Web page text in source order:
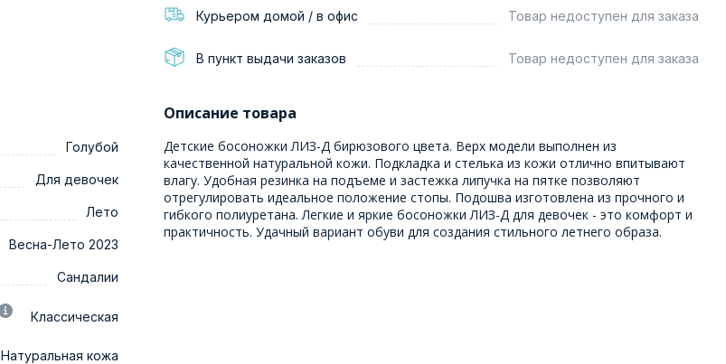
Курьером домой / в офис Товар недоступен для заказа
В пункт выдачи заказов Товар недоступен для заказа
Голубой
Для девочек
Лето
Весна-Лето 2023
Сандалии
Классическая
Натуральная кожа
Описание товара
Детские босоножки ЛИЗ-Д бирюзового цвета. Верх модели выполнен из
качественной натуральной кожи. Подкладка и стелька из кожи отлично впитывают
влагу. Удобная резинка на подъеме и застежка липучка на пятке позволяют
отрегулировать идеальное положение стопы. Подошва изготовлена из прочного и
гибкого полиуретана. Легкие и яркие босоножки ЛИЗ-Д для девочек - это комфорт и
практичность. Удачный вариант обуви для создания стильного летнего образа.